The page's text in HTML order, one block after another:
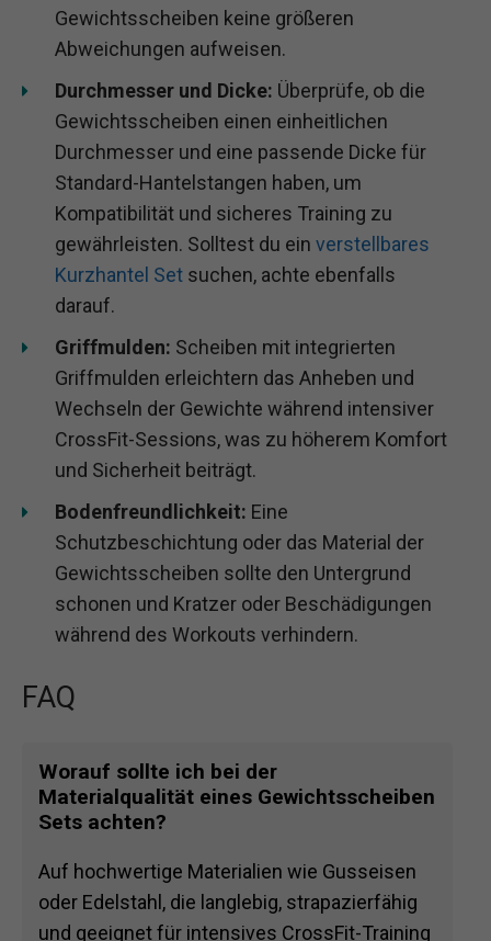
Gewichtsscheiben keine größeren
Abweichungen aufweisen.
Durchmesser und Dicke: Überprüfe, ob die
Gewichtsscheiben einen einheitlichen
Durchmesser und eine passende Dicke für
Standard-Hantelstangen haben, um
Kompatibilität und sicheres Training zu
gewährleisten. Solltest du ein verstellbares
Kurzhantel Set suchen, achte ebenfalls
darauf.
Griffmulden: Scheiben mit integrierten
Griffmulden erleichtern das Anheben und
Wechseln der Gewichte während intensiver
CrossFit-Sessions, was zu höherem Komfort
und Sicherheit beiträgt.
Bodenfreundlichkeit: Eine
Schutzbeschichtung oder das Material der
Gewichtsscheiben sollte den Untergrund
schonen und Kratzer oder Beschädigungen
während des Workouts verhindern.
FAQ
Worauf sollte ich bei der
Materialqualität eines Gewichtsscheiben
Sets achten?
Auf hochwertige Materialien wie Gusseisen
oder Edelstahl, die langlebig, strapazierfähig
und geeignet für intensives CrossFit-Training